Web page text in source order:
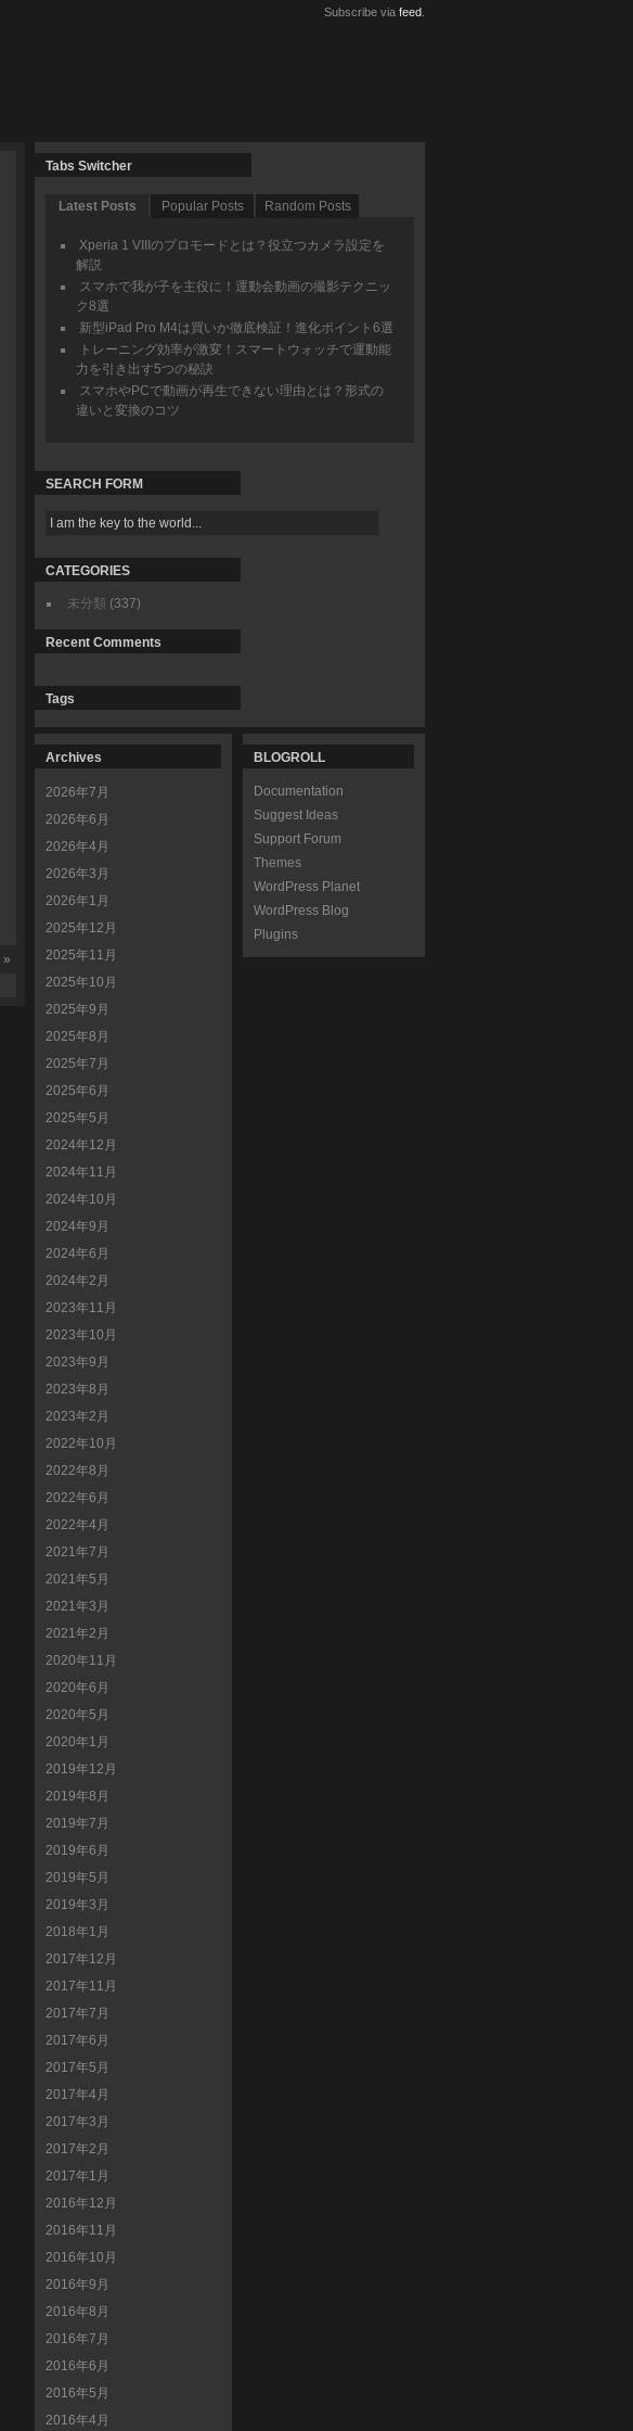
Subscribe via feed
»
Tabs Switcher
Latest Posts Popular Posts Random Posts
Xperia 1 VIIIのプロモードとは？役立つカメラ設定を
解説
スマホで我が子を主役に！運動会動画の撮影テクニッ
ク8選
新型iPad Pro M4は買いか徹底検証！進化ポイント6選
トレーニング効率が激変！スマートウォッチで運動能
力を引き出す5つの秘訣
スマホやPCで動画が再生できない理由とは？形式の
違いと変換のコツ
SEARCH FORM
CATEGORIES
未分類 (337)
Recent Comments
Tags
Archives
2026年7月
2026年6月
2026年4月
2026年3月
2026年1月
2025年12月
2025年11月
2025年10月
2025年9月
2025年8月
2025年7月
2025年6月
2025年5月
2024年12月
2024年11月
2024年10月
2024年9月
2024年6月
2024年2月
2023年11月
2023年10月
2023年9月
2023年8月
2023年2月
2022年10月
2022年8月
2022年6月
2022年4月
2021年7月
2021年5月
2021年3月
2021年2月
2020年11月
2020年6月
2020年5月
2020年1月
2019年12月
2019年8月
2019年7月
2019年6月
2019年5月
2019年3月
2018年1月
2017年12月
2017年11月
2017年7月
2017年6月
2017年5月
2017年4月
2017年3月
2017年2月
2017年1月
2016年12月
2016年11月
2016年10月
2016年9月
2016年8月
2016年7月
2016年6月
2016年5月
2016年4月
BLOGROLL
Documentation
Suggest Ideas
Support Forum
Themes
WordPress Planet
WordPress Blog
Plugins